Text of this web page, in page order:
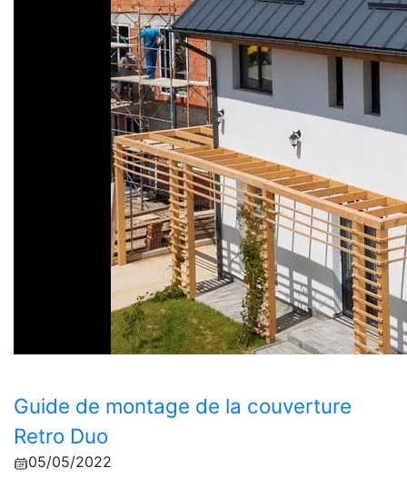
Guide de montage de la couverture
Retro Duo
05/05/2022